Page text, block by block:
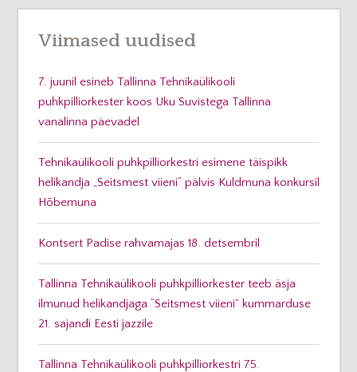
Viimased uudised
7. juunil esineb Tallinna Tehnikaülikooli
puhkpilliorkester koos Uku Suvistega Tallinna
vanalinna päevadel
Tehnikaülikooli puhkpilliorkestri esimene täispikk
helikandja „Seitsmest viieni“ pälvis Kuldmuna konkursil
Hõbemuna
Kontsert Padise rahvamajas 18. detsembril
Tallinna Tehnikaülikooli puhkpilliorkester teeb äsja
ilmunud helikandjaga “Seitsmest viieni” kummarduse
21. sajandi Eesti jazzile
Tallinna Tehnikaülikooli puhkpilliorkestri 75.